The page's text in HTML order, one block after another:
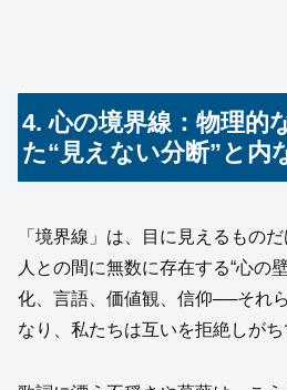
4. 心の境界線：物理的
た“見えない分断”と内
「境界線」は、目に見えるもの
人との間に無数に存在する“心の
化、言語、価値観、信仰──それ
なり、私たちは互いを拒絶しがち